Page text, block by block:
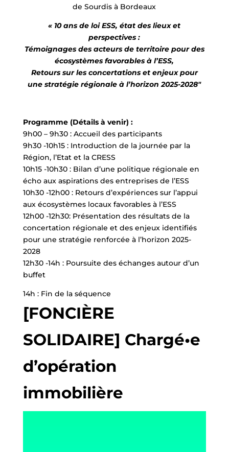
de Sourdis à Bordeaux
« 10 ans de loi ESS, état des lieux et
perspectives :
Témoignages des acteurs de territoire pour des
écosystèmes favorables à l’ESS,
Retours sur les concertations et enjeux pour
une stratégie régionale à l’horizon 2025-2028″
Programme (Détails à venir) :
9h00 – 9h30 : Accueil des participants
9h30 -10h15 : Introduction de la journée par la
Région, l’Etat et la CRESS
10h15 -10h30 : Bilan d’une politique régionale en
écho aux aspirations des entreprises de l’ESS
10h30 -12h00 : Retours d’expériences sur l’appui
aux écosystèmes locaux favorables à l’ESS
12h00 -12h30: Présentation des résultats de la
concertation régionale et des enjeux identifiés
pour une stratégie renforcée à l’horizon 2025-
2028
12h30 -14h : Poursuite des échanges autour d’un
buffet
14h : Fin de la séquence
[FONCIÈRE
SOLIDAIRE] Chargé•e
d’opération
immobilière